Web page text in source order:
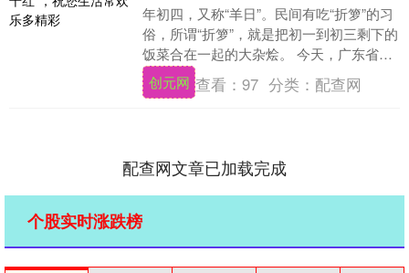
年初四，又称“羊日”。民间有吃“折箩”的习
俗，所谓“折箩”，就是把初一到初三剩下的
饭菜合在一起的大杂烩。 今天，广东省中
医院副院长杨志敏给大家推荐一道简单易
做又....
创元网 查看：97 分类： 配查网
配查网文章已加载完成
个股实时涨跌榜